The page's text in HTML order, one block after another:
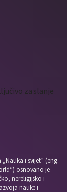
za slanje
i svijet” (eng.
osnovano je
nereligijsko i
nauke i